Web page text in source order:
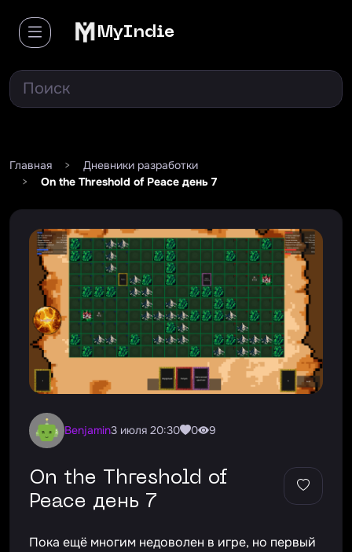
MyIndie
Главная >
Дневники разработки
>
On the Threshold of Peace день 7
Benjamin3 июля 20:30 0 9
On the Threshold of
Peace день 7
Пока ещё многим недоволен в игре, но первый